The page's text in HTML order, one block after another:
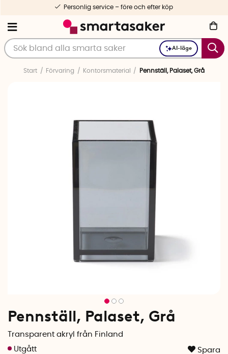
AI-läge
Personlig service – före och efter köp
Start Förvaring Kontorsmaterial Pennställ, Palaset, Grå
Pennställ, Palaset, Grå
Transparent akryl från Finland
Spara